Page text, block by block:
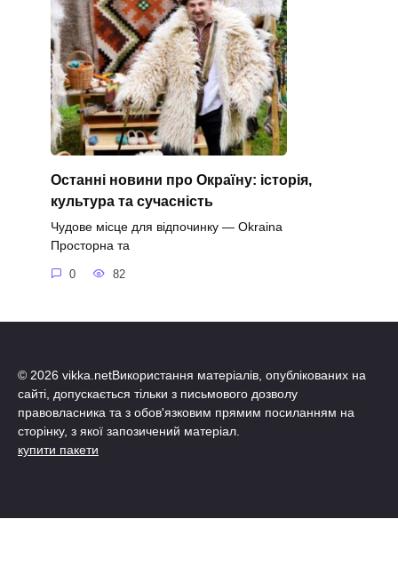
Останні новини про Окраїну: історія,
культура та сучасність
Чудове місце для відпочинку — Okraina
Просторна та
0 82
© 2026 vikka.netВикористання матеріалів, опублікованих на
сайті, допускається тільки з письмового дозволу
правовласника та з обов'язковим прямим посиланням на
сторінку, з якої запозичений матеріал.
купити пакети